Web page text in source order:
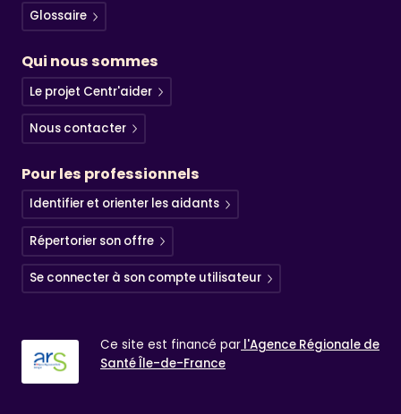
Glossaire
Qui nous sommes
Le projet Centr'aider
Nous contacter
Pour les professionnels
Identifier et orienter les aidants
Répertorier son offre
Se connecter à son compte utilisateur
Ce site est financé par l'Agence Régionale de
SantéÎle-de-France